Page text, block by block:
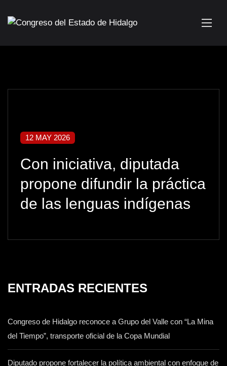
12 MAY 2026
Con iniciativa, diputada
propone difundir la práctica
de las lenguas indígenas
ENTRADAS RECIENTES
Congreso de Hidalgo reconoce a Grupo del Valle con “La Mina
del Tiempo”, transporte oficial de la Copa Mundial
Diputado propone fortalecer la política ambiental con enfoque de